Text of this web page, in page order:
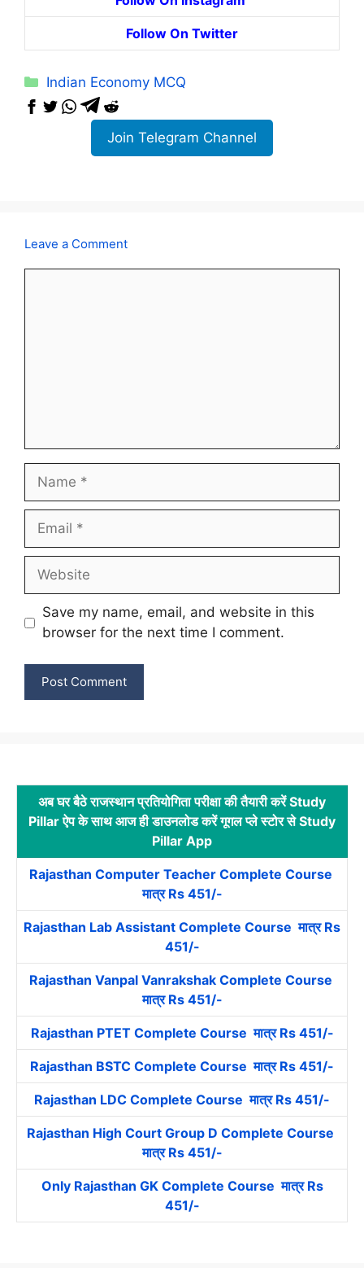
Follow On Twitter
Categories
Indian Economy MCQ
Join Telegram Channel
Leave a Comment
Name
Email
Website
Save my name, email, and website in this
browser for the next time I comment.
अब घर बैठे राजस्थान प्रतियोगिता परीक्षा की तैयारी करें Study
Pillar ऐप के साथ आज ही डाउनलोड करें गूगल प्ले स्टोर से Study
Pillar App
Rajasthan Computer Teacher Complete Course
मात्र Rs 451/-
Rajasthan Lab Assistant Complete Course मात्र Rs
451/-
Rajasthan Vanpal Vanrakshak Complete Course
मात्र Rs 451/-
Rajasthan PTET Complete Course मात्र Rs 451/-
Rajasthan BSTC Complete Course मात्र Rs 451/-
Rajasthan LDC Complete Course मात्र Rs 451/-
Rajasthan High Court Group D Complete Course
मात्र Rs 451/-
Only Rajasthan GK Complete Course मात्र Rs
451/-